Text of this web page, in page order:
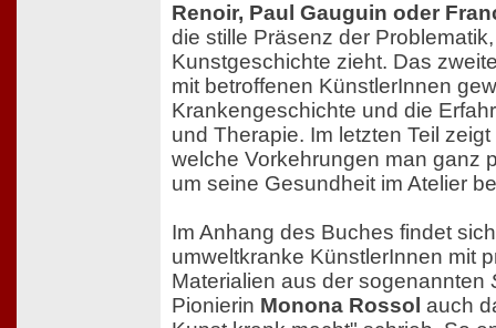
Renoir, Paul Gauguin oder
die stille Präsenz der
Kunstgeschichte zieht. Das
mit betroffenen KünstlerInnen
Krankengeschichte und die
und Therapie. Im letzten Teil
welche Vorkehrungen man ganz
um seine Gesundheit im Atelier
Im Anhang des Buches findet
umweltkranke KünstlerInnen mit
Materialien aus der sogenannten
Pionierin Monona Rossol auch